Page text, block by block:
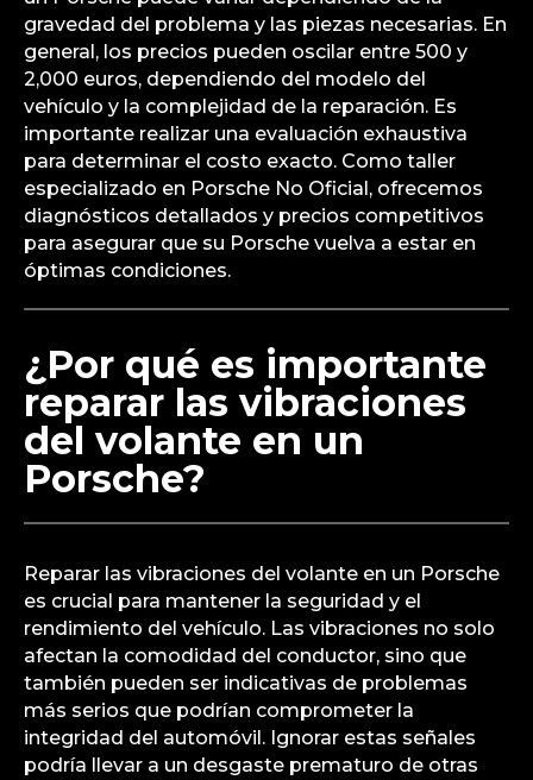
gravedad del problema y las piezas necesarias. En
general, los precios pueden oscilar entre 500 y
2,000 euros, dependiendo del modelo del
vehículo y la complejidad de la reparación. Es
importante realizar una evaluación exhaustiva
para determinar el costo exacto. Como taller
especializado en Porsche No Oficial, ofrecemos
diagnósticos detallados y precios competitivos
para asegurar que su Porsche vuelva a estar en
óptimas condiciones.
¿Por qué es importante
reparar las vibraciones
del volante en un
Porsche?
Reparar las vibraciones del volante en un Porsche
es crucial para mantener la seguridad y el
rendimiento del vehículo. Las vibraciones no solo
afectan la comodidad del conductor, sino que
también pueden ser indicativas de problemas
más serios que podrían comprometer la
integridad del automóvil. Ignorar estas señales
podría llevar a un desgaste prematuro de otras